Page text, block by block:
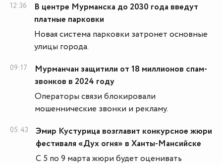
12:36
В центре Мурманска до 2030 года введут
платные парковки
Новая система парковки затронет основные
улицы города.
09:17
Мурманчан защитили от 18 миллионов спам-
звонков в 2024 году
Операторы связи блокировали
мошеннические звонки и рекламу.
05:43
Эмир Кустурица возглавит конкурсное жюри
фестиваля «Дух огня» в Ханты-Мансийске
С 5 по 9 марта жюри будет оценивать